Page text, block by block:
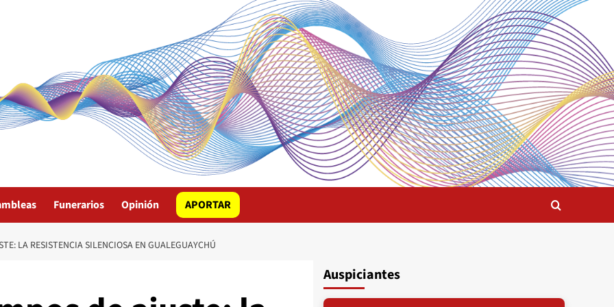
Funerarios Opinión APORTAR
LA RESISTENCIA SILENCIOSA EN GUALEGUAYCHÚ
Auspiciantes